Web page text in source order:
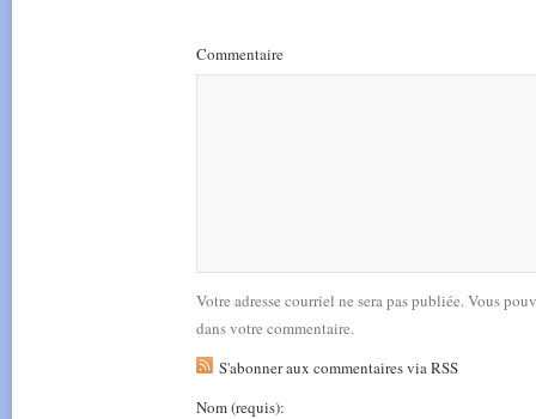
Commentaire
Votre adresse courriel ne sera pas publiée. Vous
dans votre commentaire.
S'abonner aux commentaires via RSS
Nom(requis):